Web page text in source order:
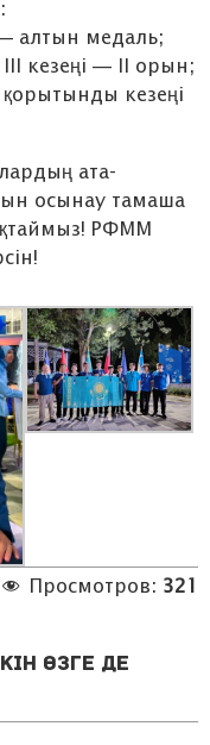
алтын медаль;
кезеңі — ІІ орын;
кезеңі
ата-
осынау тамаша
РФММ
Просмотров: 321
өзге де